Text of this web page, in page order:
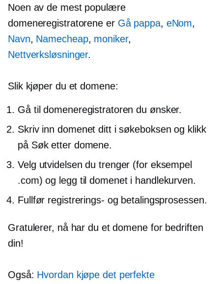
Noen av de mest populære
domeneregistratorene er Gå pappa, eNom,
Navn, Namecheap, moniker,
Nettverksløsninger.
Slik kjøper du et domene:
Gå til domeneregistratoren du ønsker.
Skriv inn domenet ditt i søkeboksen og klikk
på Søk etter domene.
Velg utvidelsen du trenger (for eksempel
.com) og legg til domenet i handlekurven.
Fullfør registrerings- og betalingsprosessen.
Gratulerer, nå har du et domene for bedriften
din!
Også: Hvordan kjøpe det perfekte